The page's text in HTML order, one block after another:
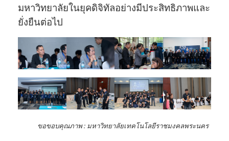
มหาวิทยาลัยในยุคดิจิทัลอย่างมีประสิทธิภาพและ
ยั่งยืนต่อไป
ขอขอบคุณภาพ : มหาวิทยาลัยเทคโนโลยีราชมงคลพระนคร